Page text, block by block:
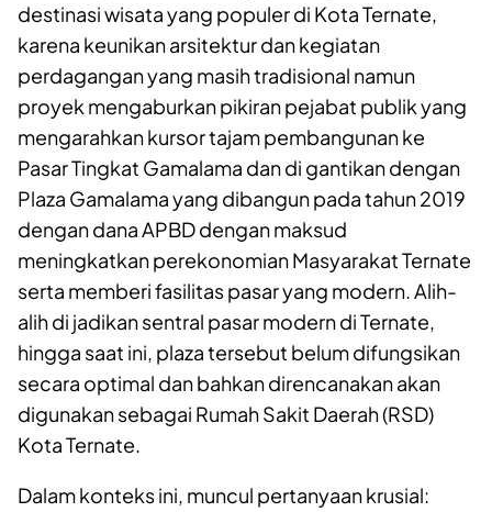
destinasi wisata yang populer di Kota Ternate,
karena keunikan arsitektur dan kegiatan
perdagangan yang masih tradisional namun
proyek mengaburkan pikiran pejabat publik yang
mengarahkan kursor tajampembangunan ke
Pasar Tingkat Gamalama dan di gantikan dengan
Plaza Gamalama yang dibangun pada tahun 2019
dengan dana APBD dengan maksud
meningkatkan perekonomian Masyarakat Ternate
serta memberi fasilitas pasar yang modern. Alih-
alih di jadikan sentral pasar modern di Ternate,
hingga saat ini, plaza tersebut belum difungsikan
secara optimal dan bahkan direncanakan akan
digunakan sebagai Rumah Sakit Daerah (RSD)
Kota Ternate.
Dalam konteks ini, muncul pertanyaan krusial: